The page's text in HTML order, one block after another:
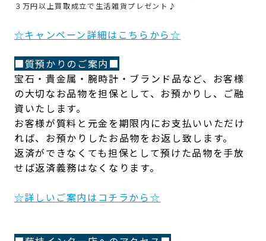
３万円以上買取成立で生活雑貨プレゼント♪
☆キャンペーン詳細はこちらから☆
■質預かりのご案内■
宝石・貴金属・腕時計・ブランド品など、お客様
の大切なお品物を担保として、お預かりし、ご融
資いたします。
お客様が質料と元金を期限内にお支払いいただけ
れば、お預かりしたお品物をお返し致します。
返済ができなくても担保として預けた品物を手放
せば返済義務はなくなります。
☆詳しいご案内はコチラから☆